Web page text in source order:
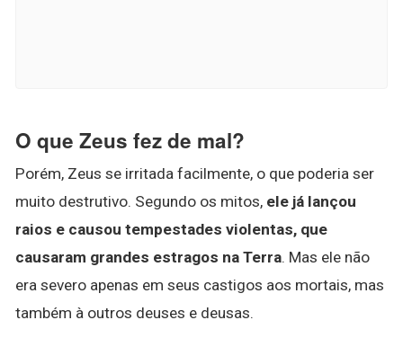
O que Zeus fez de mal?
Porém, Zeus se irritada facilmente, o que poderia ser
muito destrutivo. Segundo os mitos, ele já lançou
raios e causou tempestades violentas, que
causaram grandes estragos na Terra. Mas ele não
era severo apenas em seus castigos aos mortais, mas
também à outros deuses e deusas.